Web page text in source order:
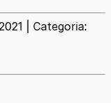
| Categoria: